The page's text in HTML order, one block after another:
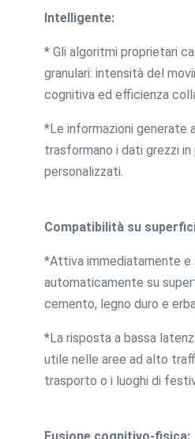
Intelligente:
* Gli algoritmi proprietari
granulari: intensità del
cognitiva ed efficienza
*Le informazioni generate
trasformano i dati grezzi
personalizzati.
Compatibilità su
*Attiva immediatamente e
automaticamente su
cemento, legno duro e
*La risposta a bassa
utile nelle aree ad alto
trasporto o i luoghi di